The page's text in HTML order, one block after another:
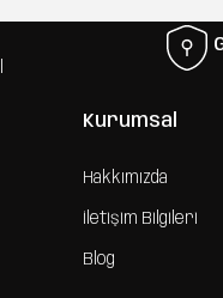
Kurumsal
Hakkımızda
İletişim Bilgileri
Blog